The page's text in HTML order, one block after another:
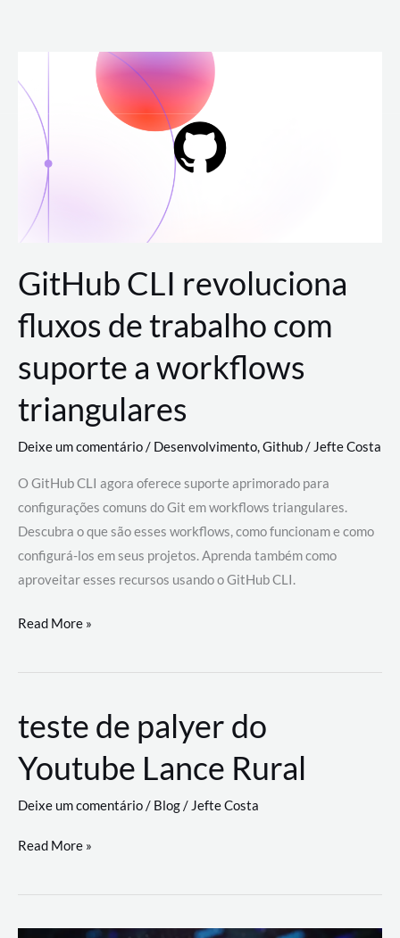
para
conteúdo
GitHub CLI revoluciona
fluxos de trabalho com
suporte a workflows
triangulares
Deixe um comentário/ Desenvolvimento,Github/ Jefte Costa
O GitHub CLI agora oferece suporte aprimorado para
configurações comuns do Git em workflows triangulares.
Descubra o que são esses workflows, como funcionam e como
configurá-los em seus projetos. Aprenda também como
aproveitar esses recursos usando o GitHub CLI.
GitHub
revoluciona
de
trabalho
com
a
workflows
Read More »
teste de palyer do
Youtube Lance Rural
Deixe um comentário/ Blog/ Jefte Costa
teste
palyer
Read More »